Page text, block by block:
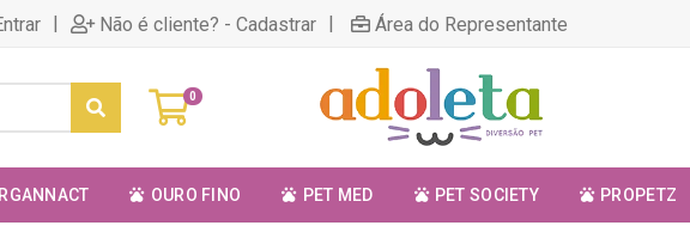
| Não é cliente? - Cadastrar | Área do Representante
0
OURO FINO PET MED PET SOCIETY PROPETZ